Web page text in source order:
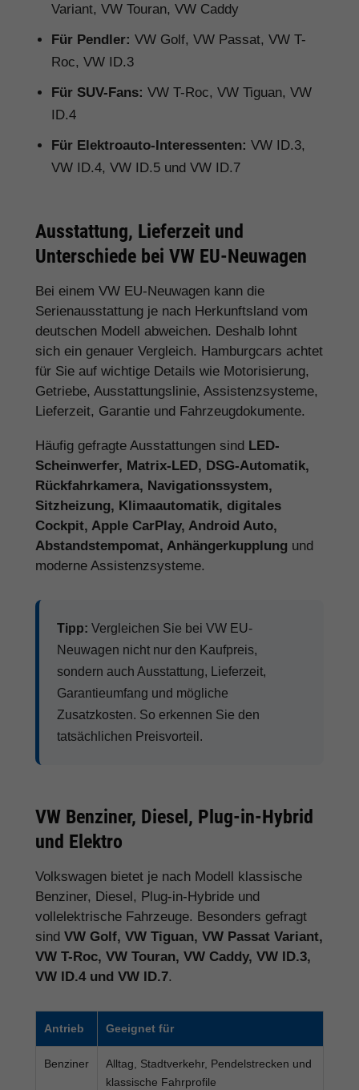
Variant, VW Touran, VW Caddy
Für Pendler: VW Golf, VW Passat, VW T-
Roc, VW ID.3
Für SUV-Fans: VW T-Roc, VW Tiguan, VW
ID.4
Für Elektroauto-Interessenten: VW ID.3,
VW ID.4, VW ID.5 und VW ID.7
Ausstattung, Lieferzeit und
Unterschiede bei VW EU-Neuwagen
Bei einem VW EU-Neuwagen kann die
Serienausstattung je nach Herkunftsland vom
deutschen Modell abweichen. Deshalb lohnt
sich ein genauer Vergleich. Hamburgcars achtet
für Sie auf wichtige Details wie Motorisierung,
Getriebe, Ausstattungslinie, Assistenzsysteme,
Lieferzeit, Garantie und Fahrzeugdokumente.
Häufig gefragte Ausstattungen sind LED-
Scheinwerfer, Matrix-LED, DSG-Automatik,
Rückfahrkamera, Navigationssystem,
Sitzheizung, Klimaautomatik, digitales
Cockpit, Apple CarPlay, Android Auto,
Abstandstempomat, Anhängerkupplung und
moderne Assistenzsysteme.
Tipp: Vergleichen Sie bei VW EU-
Neuwagen nicht nur den Kaufpreis,
sondern auch Ausstattung, Lieferzeit,
Garantieumfang und mögliche
Zusatzkosten. So erkennen Sie den
tatsächlichen Preisvorteil.
VW Benziner, Diesel, Plug-in-Hybrid
und Elektro
Volkswagen bietet je nach Modell klassische
Benziner, Diesel, Plug-in-Hybride und
vollelektrische Fahrzeuge. Besonders gefragt
sind VW Golf, VW Tiguan, VW Passat Variant,
VW T-Roc, VW Touran, VW Caddy, VW ID.3,
VW ID.4 und VW ID.7.
Antrieb Geeignet für
Benziner
Alltag, Stadtverkehr, Pendelstrecken und
klassische Fahrprofile